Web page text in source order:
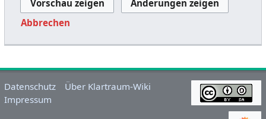
Abbrechen
Datenschutz
Über Klartraum-Wiki
Impressum